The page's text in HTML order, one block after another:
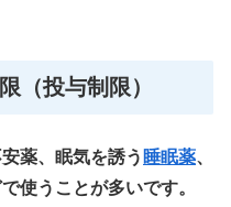
（投与制限）
薬、眠気を誘う 睡眠薬、
使うことが多いです。